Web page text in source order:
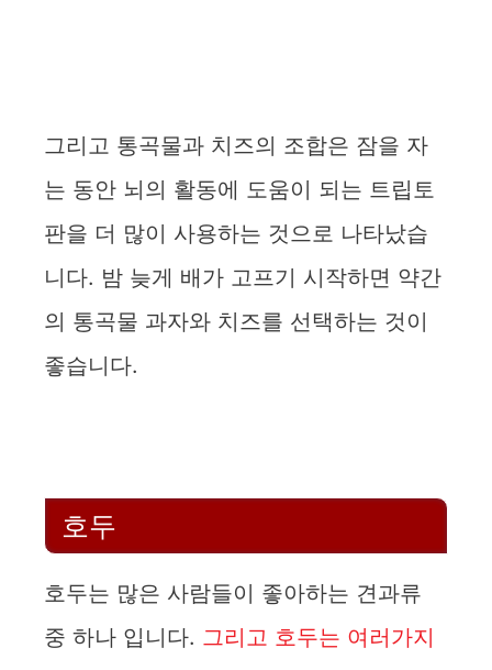
그리고 통곡물과 치즈의 조합은 잠을 자
는 동안 뇌의 활동에 도움이 되는 트립토
판을 더 많이 사용하는 것으로 나타났습
니다. 밤 늦게 배가 고프기 시작하면 약간
의 통곡물 과자와 치즈를 선택하는 것이
좋습니다.
호두
호두는 많은 사람들이 좋아하는 견과류
중 하나 입니다. 그리고 호두는 여러가지